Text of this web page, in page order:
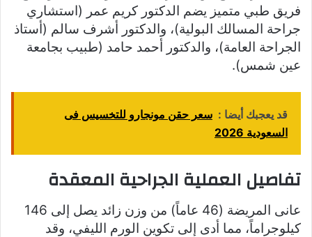
فريق طبي متميز يضم الدكتور كريم عمر (استشاري
جراحة المسالك البولية)، والدكتور أشرف سالم (أستاذ
الجراحة العامة)، والدكتور أحمد حامد (طبيب بجامعة
عين شمس).
قد يعجبك أيضا : سعر حقن مونجارو للتخسيس فى
السعودية 2026
تفاصيل العملية الجراحية المعقدة
عانى المريضة (46 عاماً) من وزن زائد يصل إلى 146
كيلوجراماً، مما أدى إلى تكوين الورم الليفي، وقد